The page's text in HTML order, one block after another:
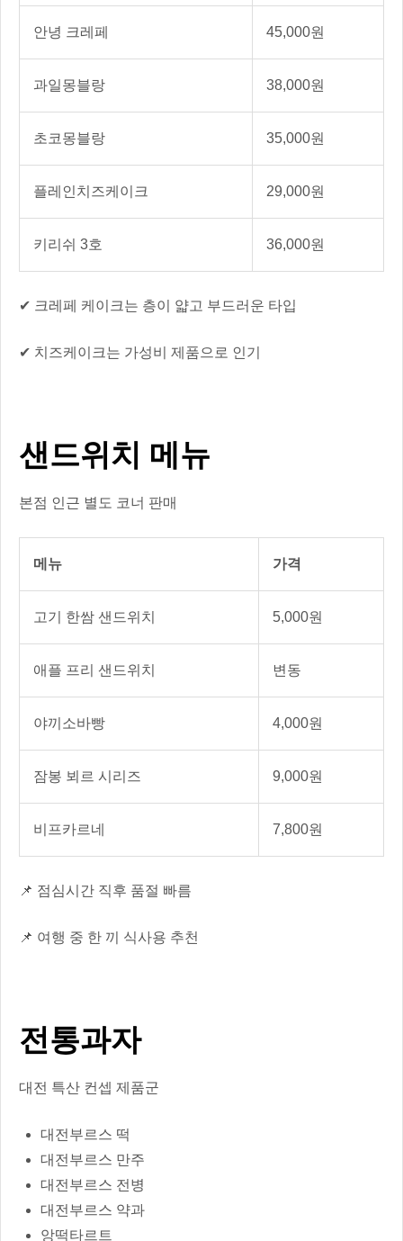
안녕 크레페 45,000원
과일몽블랑 38,000원
초코몽블랑 35,000원
플레인치즈케이크 29,000원
키리쉬 3호 36,000원
✔ 크레페 케이크는 층이 얇고 부드러운 타입
✔ 치즈케이크는 가성비 제품으로 인기
샌드위치 메뉴
본점 인근 별도 코너 판매
메뉴 가격
고기 한쌈 샌드위치 5,000원
애플 프리 샌드위치 변동
야끼소바빵 4,000원
잠봉 뵈르 시리즈 9,000원
비프카르네 7,800원
📌 점심시간 직후 품절 빠름
📌 여행 중 한 끼 식사용 추천
전통과자
대전 특산 컨셉 제품군
대전부르스 떡
대전부르스 만주
대전부르스 전병
대전부르스 약과
앙떡타르트